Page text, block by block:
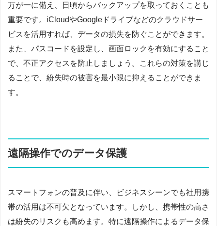
万が一に備え、日頃からバックアップを取っておくことも
重要です。iCloudやGoogleドライブなどのクラウドサー
ビスを活用すれば、データの損失を防ぐことができます。
また、パスコードを設定し、画面ロックを有効にすること
で、不正アクセスを防止しましょう。これらの対策を講じ
ることで、紛失時の被害を最小限に抑えることができま
す。
遠隔操作でのデータ保護
スマートフォンの普及に伴い、ビジネスシーンでも社用携
帯の活用は不可欠となっています。しかし、携帯性の高さ
は紛失のリスクも高めます。特に遠隔操作によるデータ保